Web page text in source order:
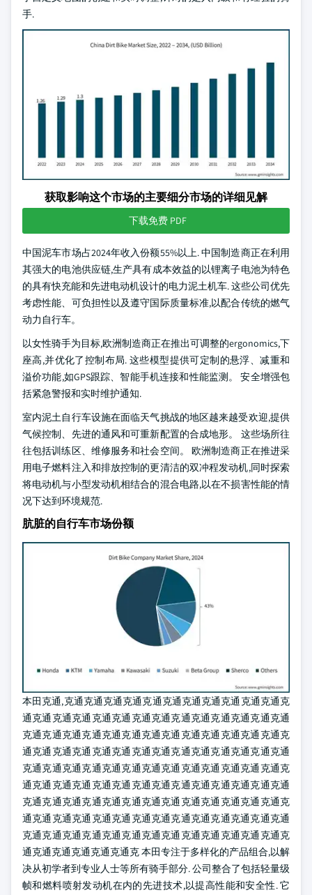
手.
获取影响这个市场的主要细分市场的详细见解
下载免费 PDF
中国泥车市场占2024年收入份额55%以上. 中国制造商正在利用
其强大的电池供应链,生产具有成本效益的以锂离子电池为特色
的具有快充能和先进电动机设计的电力泥土机车. 这些公司优先
考虑性能、可负担性以及遵守国际质量标准,以配合传统的燃气
动力自行车。
以女性骑手为目标,欧洲制造商正在推出可调整的ergonomics,下
座高,并优化了控制布局. 这些模型提供可定制的悬浮、减重和
溢价功能,如GPS跟踪、智能手机连接和性能监测。 安全增强包
括紧急警报和实时维护通知.
室内泥土自行车设施在面临天气挑战的地区越来越受欢迎,提供
气候控制、先进的通风和可重新配置的合成地形。 这些场所往
往包括训练区、维修服务和社会空间。 欧洲制造商正在推进采
用电子燃料注入和排放控制的更清洁的双冲程发动机,同时探索
将电动机与小型发动机相结合的混合电路,以在不损害性能的情
况下达到环境规范.
肮脏的自行车市场份额
本田克通,克通克通克通克通克通克通克通克通克通克通克通克
通克通克通克通克通克通克通克通克通克通克通克通克通克通
克通克通克通克通克通克通克通克通克通克通克通克通克通克
通克通克通克通克通克通克通克通克通克通克通克通克通克通
克通克通克通克通克通克通克通克通克通克通克通克通克通克
通克通克通克通克通克通克通克通克通克通克通克通克通克通
克通克通克通克通克通克通克通克通克通克通克通克通克通克
通克通克通克通克通克通克通克通克通克通克通克通克通克通
克通克通克通克通克通克通克通克通克通克通克通克通克通克
通克通克通克通克通克通克 本田专注于多样化的产品组合,以解
决从初学者到专业人士等所有骑手部分. 公司整合了包括轻量级
帧和燃料喷射发动机在内的先进技术,以提高性能和安全性. 它